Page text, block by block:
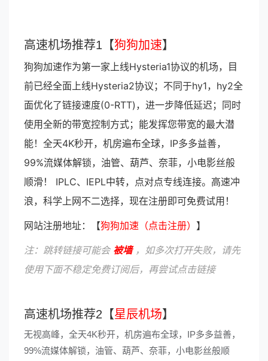
高速机场推荐1【狗狗加速】
狗狗加速作为第一家上线Hysteria1协议的机场，目
前已经全面上线Hysteria2协议；不同于hy1，hy2全
面优化了链接速度(0-RTT)，进一步降低延迟；同时
使用全新的带宽控制方式；能发挥您带宽的最大潜
能！全天4K秒开，机房遍布全球，IP多多益善，
99%流媒体解锁，油管、葫芦、奈菲，小电影丝般
顺滑！ IPLC、IEPL中转，点对点专线连接。高速冲
浪，科学上网不二选择，现在注册即可免费试用！
网站注册地址：【狗狗加速（点击注册） 】
注：跳转链接可能会 被墙，如多次打开失败，请先
使用下面不稳定免费订阅后，再尝试点击链接
高速机场推荐2【星辰机场】
无视高峰，全天4K秒开，机房遍布全球，IP多多益善，
99%流媒体解锁，油管、葫芦、奈菲，小电影丝般顺